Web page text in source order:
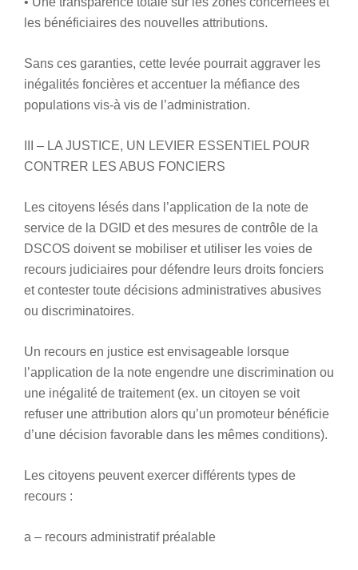
les bénéficiaires des nouvelles attributions.
Sans ces garanties, cette levée pourrait aggraver les
inégalités foncières et accentuer la méfiance des
populations vis-à vis de l’administration.
III – LA JUSTICE, UN LEVIER ESSENTIEL POUR
CONTRER LES ABUS FONCIERS
Les citoyens lésés dans l’application de la note de
service de la DGID et des mesures de contrôle de la
DSCOS doivent se mobiliser et utiliser les voies de
recours judiciaires pour défendre leurs droits fonciers
et contester toute décisions administratives abusives
ou discriminatoires.
Un recours en justice est envisageable lorsque
l’application de la note engendre une discrimination ou
une inégalité de traitement (ex. un citoyen se voit
refuser une attribution alors qu’un promoteur bénéficie
d’une décision favorable dans les mêmes conditions).
Les citoyens peuvent exercer différents types de
recours :
a – recours administratif préalable